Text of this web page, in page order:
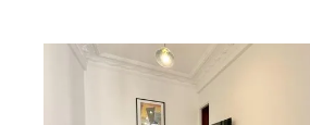
NICE 06
, 2 pièces
Ref : 2289